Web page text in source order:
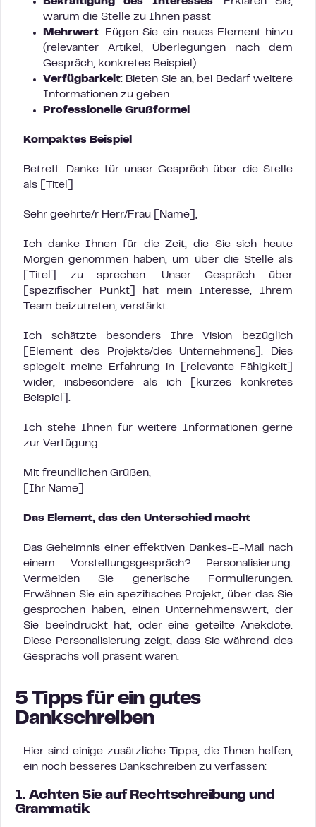
warum die Stelle zu Ihnen passt
Mehrwert: Fügen Sie ein neues Element hinzu
(relevanter Artikel, Überlegungen nach dem
Gespräch, konkretes Beispiel)
Verfügbarkeit: Bieten Sie an, bei Bedarf weitere
Informationen zu geben
Professionelle Grußformel
Kompaktes Beispiel
Betreff: Danke für unser Gespräch über die Stelle
als [Titel]
Sehr geehrte/r Herr/Frau [Name],
Ich danke Ihnen für die Zeit, die Sie sich heute
Morgen genommen haben, um über die Stelle als
[Titel] zu sprechen. Unser Gespräch über
[spezifischer Punkt] hat mein Interesse, Ihrem
Team beizutreten, verstärkt.
Ich schätzte besonders Ihre Vision bezüglich
[Element des Projekts/des Unternehmens]. Dies
spiegelt meine Erfahrung in [relevante Fähigkeit]
wider, insbesondere als ich [kurzes konkretes
Beispiel].
Ich stehe Ihnen für weitere Informationen gerne
zur Verfügung.
Mit freundlichen Grüßen,
[Ihr Name]
Das Element, das den Unterschied macht
Das Geheimnis einer effektiven Dankes-E-Mail nach
einem Vorstellungsgespräch? Personalisierung.
Vermeiden Sie generische Formulierungen.
Erwähnen Sie ein spezifisches Projekt, über das Sie
gesprochen haben, einen Unternehmenswert, der
Sie beeindruckt hat, oder eine geteilte Anekdote.
Diese Personalisierung zeigt, dass Sie während des
Gesprächs voll präsent waren.
5 Tipps für ein gutes
Dankschreiben
Hier sind einige zusätzliche Tipps, die Ihnen helfen,
ein noch besseres Dankschreiben zu verfassen:
1. Achten Sie auf Rechtschreibung und
Grammatik